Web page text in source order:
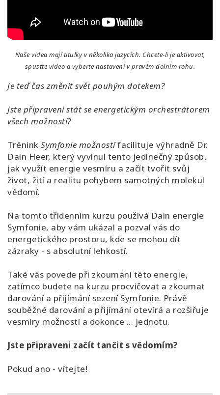
Naše videa mají titulky v několika jazycích. Chcete-li je aktivovat,
spusťte video a vyberte nastavení v pravém dolním rohu.
Je teď čas změnit svět pouhým dotekem?
Jste připraveni stát se energetickým orchestrátorem
všech možností?
Trénink Symfonie možnostífacilituje výhradně Dr.
Dain Heer, který vyvinul tento jedinečný způsob,
jak využít energie vesmíru a začít tvořit svůj
život, žití a realitu pohybem samotných molekul
vědomí.
Na tomto třídenním kurzu používá Dain energie
Symfonie, aby vám ukázal a pozval vás do
energetického prostoru, kde se mohou dít
zázraky - s absolutní lehkostí.
Také vás povede při zkoumání této energie,
zatímco budete na kurzu procvičovat a zkoumat
darování a přijímání sezení Symfonie. Právě
souběžné darování a přijímání otevírá a rozšiřuje
vesmíry možností a dokonce ... jednotu.
Jste připraveni začít tančit s vědomím?
Pokud ano - vítejte!